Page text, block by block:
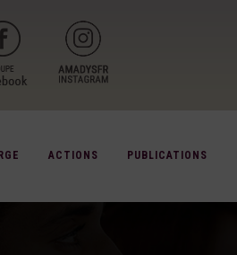
ACTIONS PUBLICATIONS